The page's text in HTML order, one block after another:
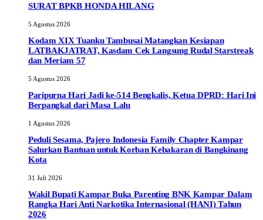
SURAT BPKB HONDA HILANG
5 Agustus 2026
Kodam XIX Tuanku Tambusai Matangkan Kesiapan
LATBAKJATRAT, Kasdam Cek Langsung Rudal Starstreak
dan Meriam 57
5 Agustus 2026
Paripurna Hari Jadi ke-514 Bengkalis, Ketua DPRD: Hari Ini
Berpangkal dari Masa Lalu
1 Agustus 2026
Peduli Sesama, Pajero Indonesia Family Chapter Kampar
Salurkan Bantuan untuk Korban Kebakaran di Bangkinang
Kota
31 Juli 2026
Wakil Bupati Kampar Buka Parenting BNK Kampar Dalam
Rangka Hari Anti Narkotika Internasional (HANI) Tahun
2026